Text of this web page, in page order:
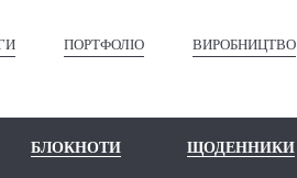
ПОРТФОЛІО ВИРОБНИЦТВО
БЛОКНОТИ ЩОДЕННИКИ